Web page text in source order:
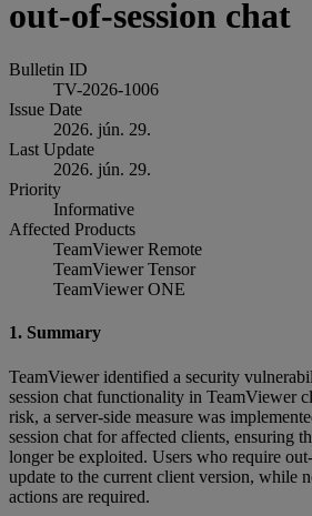
out-of-session chat
Bulletin ID
TV-2026-1006
Issue Date
2026. jún. 29.
Last Update
2026. jún. 29.
Priority
Informative
Affected Products
TeamViewer Remote
TeamViewer Tensor
TeamViewer ONE
1. Summary
TeamViewer identified a security
session chat functionality in TeamViewer
risk, a server-side measure was
session chat for affected clients, ensuring
longer be exploited. Users who require
update to the current client version, while
actions are required.